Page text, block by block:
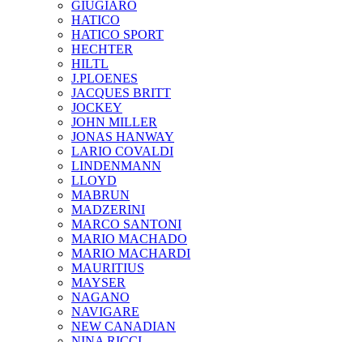
GIUGIARO
HATICO
HATICO SPORT
HECHTER
HILTL
J.PLOENES
JAСQUES BRITT
JOCKEY
JOHN MILLER
JONAS HANWAY
LARIO COVALDI
LINDENMANN
LLOYD
MABRUN
MADZERINI
MARCO SANTONI
MARIO MACHADO
MARIO MACHARDI
MAURITIUS
MAYSER
NAGANO
NAVIGARE
NEW CANADIAN